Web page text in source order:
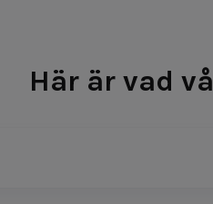
Här är vad